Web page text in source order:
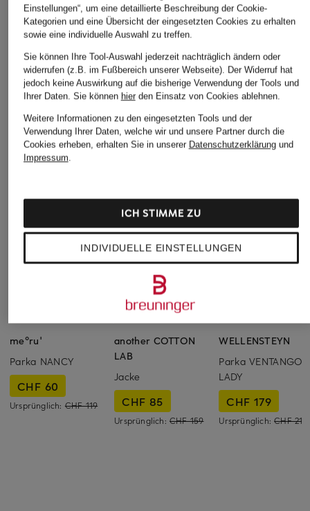
me°ru'
Parka NANCY
CHF 60
Ursprünglich: CHF 119
another COTTON
LAB
Jacke
CHF 85
Ursprünglich: CHF 159
WELLENSTEYN
Parka VENTANGO
LADY
CHF 179
Ursprünglich:CHF 219
Einstellungen“, um eine detaillierte Beschreibung der Cookie-
Kategorien und eine Übersicht der eingesetzten Cookies zu erhalten
sowie eine individuelle Auswahl zu treffen.
Sie können Ihre Tool-Auswahl jederzeit nachträglich ändern oder
widerrufen (z.B. im Fußbereich unserer Webseite). Der Widerruf hat
jedoch keine Auswirkung auf die bisherige Verwendung der Tools und
Ihrer Daten. Sie können hierden Einsatz von Cookies ablehnen.
Weitere Informationen zu den eingesetzten Tools und der
Verwendung Ihrer Daten, welche wir und unsere Partner durch die
Cookies erheben, erhalten Sie in unserer Datenschutzerklärungund
Impressum.
INDIVIDUELLE EINSTELLUNGEN
ICH STIMME ZU